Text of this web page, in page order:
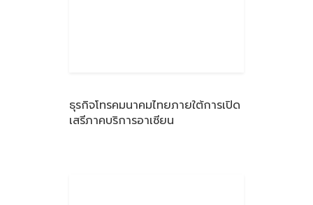
ธุรกิจโทรคมนาคมไทยภายใต้การเปิด
เสรีภาคบริการอาเซียน